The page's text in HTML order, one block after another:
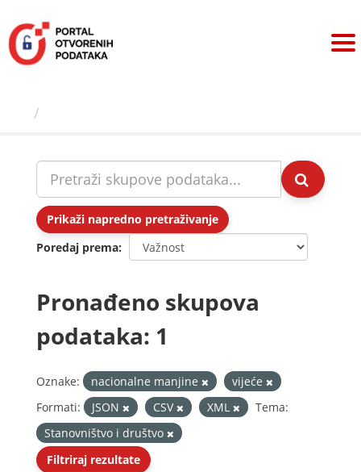
sadržaj
Prikaži napredno pretraživanje
Poredaj prema
Pronađeno skupova
podataka: 1
Oznake: nacionalne manjine
vijeće
Formati:
JSON CSV XML
Tema:
Stanovništvo i društvo
Filtriraj rezultate